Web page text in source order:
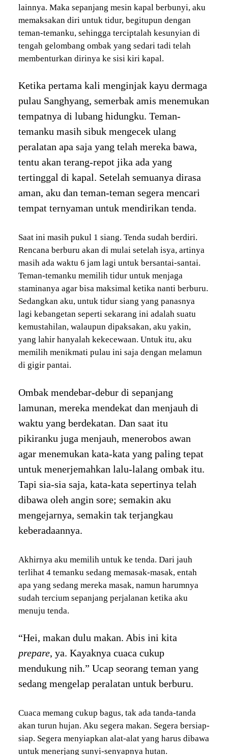
lainnya. Maka sepanjang mesin kapal berbunyi, aku
memaksakan diri untuk tidur, begitupun dengan
teman-temanku, sehingga terciptalah kesunyian di
tengah gelombang ombak yang sedari tadi telah
membenturkan dirinya ke sisi kiri kapal.
Ketika pertama kali menginjak kayu dermaga
pulau Sanghyang, semerbak amis menemukan
tempatnya di lubang hidungku. Teman-
temanku masih sibuk mengecek ulang
peralatan apa saja yang telah mereka bawa,
tentu akan terang-repot jika ada yang
tertinggal di kapal. Setelah semuanya dirasa
aman, aku dan teman-teman segera mencari
tempat ternyaman untuk mendirikan tenda.
Saat ini masih pukul 1 siang. Tenda sudah berdiri.
Rencana berburu akan di mulai setelah isya, artinya
masih ada waktu 6 jam lagi untuk bersantai-santai.
Teman-temanku memilih tidur untuk menjaga
staminanya agar bisa maksimal ketika nanti berburu.
Sedangkan aku, untuk tidur siang yang panasnya
lagi kebangetan seperti sekarang ini adalah suatu
kemustahilan, walaupun dipaksakan, aku yakin,
yang lahir hanyalah kekecewaan. Untuk itu, aku
memilih menikmati pulau ini saja dengan melamun
di gigir pantai.
Ombak mendebar-debur di sepanjang
lamunan, mereka mendekat dan menjauh di
waktu yang berdekatan. Dan saat itu
pikiranku juga menjauh, menerobos awan
agar menemukan kata-kata yang paling tepat
untuk menerjemahkan lalu-lalang ombak itu.
Tapi sia-sia saja, kata-kata sepertinya telah
dibawa oleh angin sore; semakin aku
mengejarnya, semakin tak terjangkau
keberadaannya.
Akhirnya aku memilih untuk ke tenda. Dari jauh
terlihat 4 temanku sedang memasak-masak, entah
apa yang sedang mereka masak, namun harumnya
sudah tercium sepanjang perjalanan ketika aku
menuju tenda.
“Hei, makan dulu makan. Abis ini kita
prepare, ya. Kayaknya cuaca cukup
mendukung nih.” Ucap seorang teman yang
sedang mengelap peralatan untuk berburu.
Cuaca memang cukup bagus, tak ada tanda-tanda
akan turun hujan. Aku segera makan. Segera bersiap-
siap. Segera menyiapkan alat-alat yang harus dibawa
untuk menerjang sunyi-senyapnya hutan.